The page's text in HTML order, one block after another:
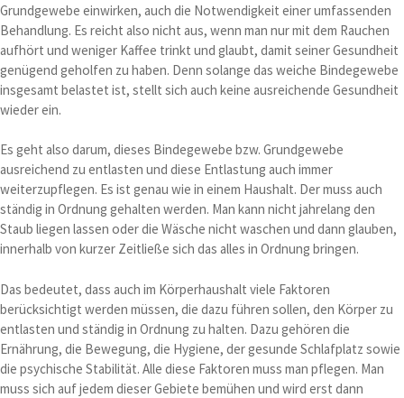
Grundgewebe einwirken, auch die Notwendigkeit einer umfassenden
Behandlung. Es reicht also nicht aus, wenn man nur mit dem Rauchen
aufhört und weniger Kaffee trinkt und glaubt, damit seiner Gesundheit
genügend geholfen zu haben. Denn solange das weiche Bindegewebe
insgesamt belastet ist, stellt sich auch keine ausreichende Gesundheit
wieder ein.
Es geht also darum, dieses Bindegewebe bzw. Grundgewebe
ausreichend zu entlasten und diese Entlastung auch immer
weiterzupflegen. Es ist genau wie in einem Haushalt. Der muss auch
ständig in Ordnung gehalten werden. Man kann nicht jahrelang den
Staub liegen lassen oder die Wäsche nicht waschen und dann glauben,
innerhalb von kurzer Zeitließe sich das alles in Ordnung bringen.
Das bedeutet, dass auch im Körperhaushalt viele Faktoren
berücksichtigt werden müssen, die dazu führen sollen, den Körper zu
entlasten und ständig in Ordnung zu halten. Dazu gehören die
Ernährung, die Bewegung, die Hygiene, der gesunde Schlafplatz sowie
die psychische Stabilität. Alle diese Faktoren muss man pflegen. Man
muss sich auf jedem dieser Gebiete bemühen und wird erst dann